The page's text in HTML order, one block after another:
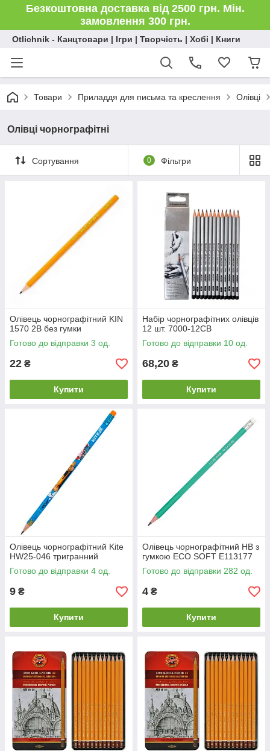
Безкоштовна доставка від 2500 грн. Мін.
замовлення 300 грн.
Otlichnik - Канцтовари | Ігри | Творчість | Хобі | Книги
Товари Приладдя для письма та креслення Олівці
Олівці чорнографітні
Сортування 0 Фільтри
Олівець чорнографітний KIN
1570 2В без гумки
Готово до відправки 3 од.
22 ₴
Купити
Набір чорнографітних олівців
12 шт. 7000-12CB
Готово до відправки 10 од.
68,20 ₴
Купити
Олівець чорнографітний Kite
HW25-046 тригранний
Готово до відправки 4 од.
9 ₴
Купити
Олівець чорнографітний HB з
гумкою ECO SOFT E113177
Готово до відправки 282 од.
4 ₴
Купити